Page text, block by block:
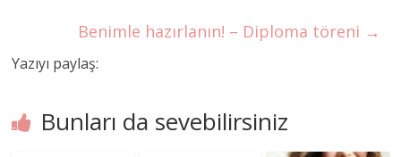
Benimle hazırlanın! – Diploma töreni →
Yazıyı paylaş:
Bunları da sevebilirsiniz